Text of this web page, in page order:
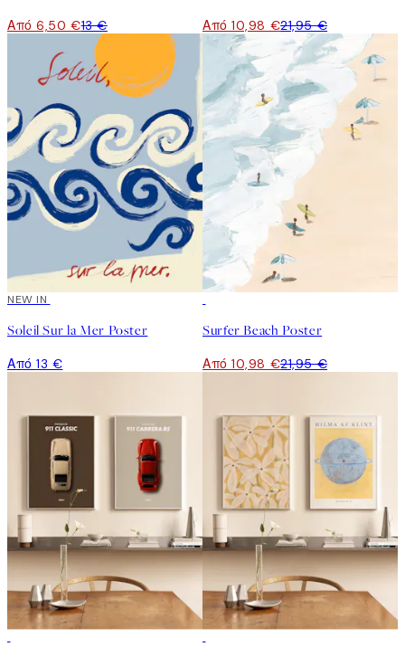
Από 6,50 €13 € Από 10,98 €21,95 €
NEW IN
Soleil Sur la Mer Poster
Από 13 €
Surfer Beach Poster
Από 10,98 €21,95 €